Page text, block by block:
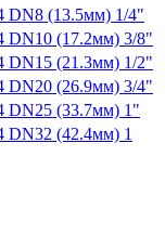
DN8 (13.5мм) 1/4"
DN10 (17.2мм) 3/8"
DN15 (21.3мм) 1/2"
DN20 (26.9мм) 3/4"
DN25 (33.7мм) 1"
DN32 (42.4мм) 1